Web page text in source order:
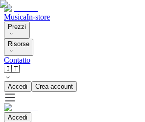
MusicaIn-store
Prezzi
Risorse
Contatto
🇮🇹
Accedi Crea account
Accedi